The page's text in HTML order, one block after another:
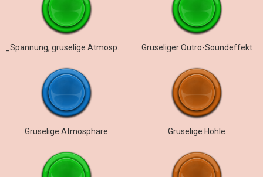
Gruseliger Outro-Soundeffekt
Gruselige Atmosphäre Gruselige Höhle